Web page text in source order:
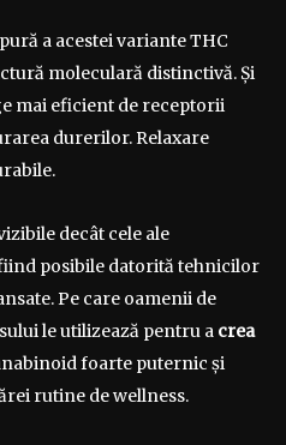
a acestei variante THC
moleculară distinctivă. Și
mai eficient de receptorii
durerilor. Relaxare
decât cele ale
posibile datorită tehnicilor
Pe care oamenii de
le utilizează pentru a crea
foarte puternic și
rutine de wellness.